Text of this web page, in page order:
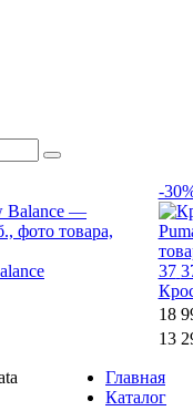
-
37
18
13
Главная
Каталог